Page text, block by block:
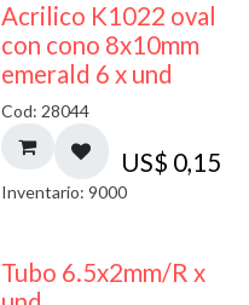
Acrilico K1022 oval
con cono 8x10mm
emerald 6 x und
Cod: 28044
US$ 0,15
Inventario: 9000
Tubo 6.5x2mm/R x